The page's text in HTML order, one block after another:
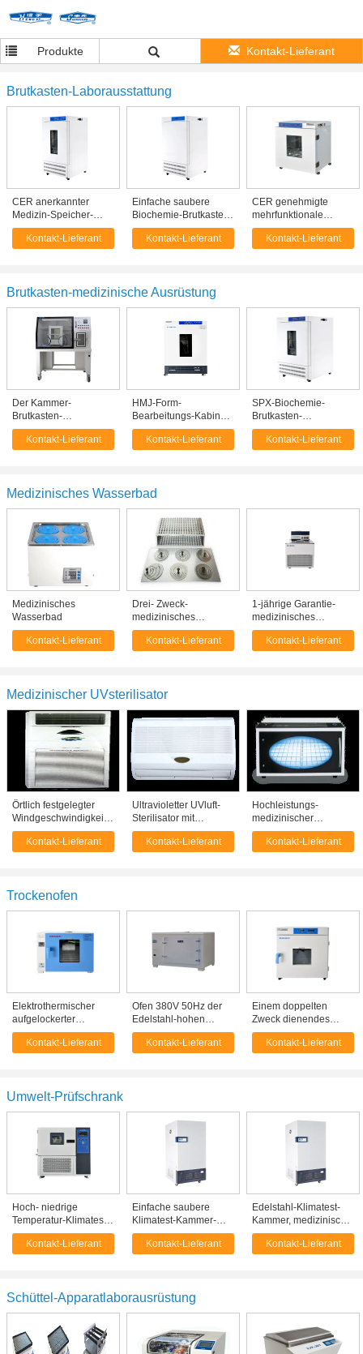
Produkte Kontakt-Lieferant
Brutkasten-Laborausstattung
CER anerkannter
Medizin-Speicher-
Kühlschrank,
medizinischer Grad-
Kontakt-Lieferant
Einfache saubere
Biochemie-Brutkasten-
Laborausstattung,
niedrige Temperatur-
Kontakt-Lieferant
CER genehmigte
mehrfunktionale
wissenschaftliche
Brutkasten
Kontakt-Lieferant
Brutkasten-medizinische Ausrüstung
Der Kammer-
Brutkasten-
medizinischen
Ausrüstung YQX
Kontakt-Lieferant
HMJ-Form-
Bearbeitungs-Kabinett-
Brutkasten-
medizinische
Kontakt-Lieferant
SPX-Biochemie-
Brutkasten-
medizinische
Ausrüstung mit
Kontakt-Lieferant
Medizinisches Wasserbad
Medizinisches
Wasserbad
Kontakt-Lieferant
Drei- Zweck-
medizinisches
Wasserbad,
elektrothermisches
Kontakt-Lieferant
1-jährige Garantie-
medizinisches
Wasserbad, niedrige
Temperatur-
Kontakt-Lieferant
Medizinischer UVsterilisator
Örtlich festgelegter
Windgeschwindigkeits-
medizinischer
UVsterilisator,
Kontakt-Lieferant
Ultravioletter UVluft-
Sterilisator mit
ununterbrochenem
und Abstand-
Kontakt-Lieferant
Hochleistungs-
medizinischer
UVsterilisator,
UVdesinfektions-
Kontakt-Lieferant
Trockenofen
Elektrothermischer
aufgelockerter
Tischplattentrockenofen
mit äußerem
Kontakt-Lieferant
Ofen 380V 50Hz der
Edelstahl-hohen
Temperatur Labormit
LED-Anzeige
Kontakt-Lieferant
Einem doppelten
Zweck dienendes
Labortrockenofen-/-
brutkasten-
Kontakt-Lieferant
Umwelt-Prüfschrank
Hoch- niedrige
Temperatur-Klimatest-
Kammer, die
experimentellen Ofen
Kontakt-Lieferant
Einfache saubere
Klimatest-Kammer-
Medizin-Stabilitäts-
Test-Kammer
Kontakt-Lieferant
Edelstahl-Klimatest-
Kammer, medizinische
Stabilitäts-Prüfungs-
Kammer
Kontakt-Lieferant
Schüttel-Apparatlaborausrüstung